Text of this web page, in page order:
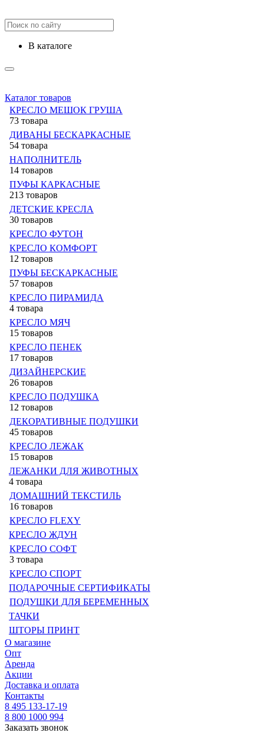
в каталоге
Каталог товаров
КРЕСЛО МЕШОК ГРУША
73 товара
ДИВАНЫ БЕСКАРКАСНЫЕ
54 товара
НАПОЛНИТЕЛЬ
14 товаров
ПУФЫ КАРКАСНЫЕ
213 товаров
ДЕТСКИЕ КРЕСЛА
30 товаров
КРЕСЛО ФУТОН
КРЕСЛО КОМФОРТ
12 товаров
ПУФЫ БЕСКАРКАСНЫЕ
57 товаров
КРЕСЛО ПИРАМИДА
4 товара
КРЕСЛО МЯЧ
15 товаров
КРЕСЛО ПЕНЕК
17 товаров
ДИЗАЙНЕРСКИЕ
26 товаров
КРЕСЛО ПОДУШКА
12 товаров
ДЕКОРАТИВНЫЕ ПОДУШКИ
45 товаров
КРЕСЛО ЛЕЖАК
15 товаров
ЛЕЖАНКИ ДЛЯ ЖИВОТНЫХ
4 товара
ДОМАШНИЙ ТЕКСТИЛЬ
16 товаров
КРЕСЛО FLEXY
КРЕСЛО ЖДУН
КРЕСЛО СОФТ
3 товара
КРЕСЛО СПОРТ
ПОДАРОЧНЫЕ СЕРТИФИКАТЫ
ПОДУШКИ ДЛЯ БЕРЕМЕННЫХ
ТАЧКИ
ШТОРЫ ПРИНТ
О магазине
Опт
Аренда
Акции
Доставка и оплата
Контакты
8 495 133-17-19
8 800 1000 994
Заказать звонок